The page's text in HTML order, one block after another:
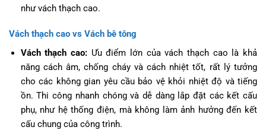
như vách thạch cao.
Vách thạch cao vs Vách bê tông
Vách thạch cao: Ưu điểm lớn của vách thạch cao là khả
năng cách âm, chống cháy và cách nhiệt tốt, rất lý tưởng
cho các không gian yêu cầu bảo vệ khỏi nhiệt độ và tiếng
ồn. Thi công nhanh chóng và dễ dàng lắp đặt các kết cấu
phụ, như hệ thống điện, mà không làm ảnh hưởng đến kết
cấu chung của công trình.